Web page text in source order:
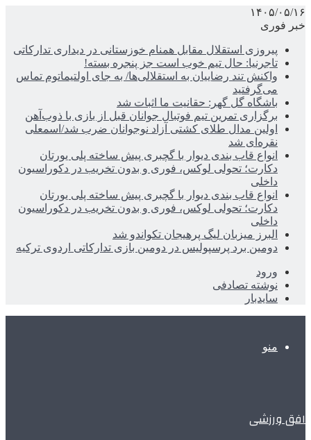
۱۴۰۵/۰۵/۱۶
خبر فوری
پیروزی استقلال مقابل همنام خوزستانی در دیداری تدارکاتی
تاجرنیا: حال تیم خوب است جز پنجره بسته!
واکنش تند رضاییان به استقلالی‌ها/ به جای اولتیماتوم تماس
می‌گرفتید
باشگاه گل گهر: حقانیت ما اثبات شد
برگزاری تمرین تیم فوتبال جوانان قبل از بازی با ذوب‌آهن
اولین مدال طلای کشتی آزاد نوجوانان ضرب شد/اسمعلی
نقره‌ای شد
انواع قاب بندی دیوار با گچبری پیش ساخته پلی یورتان
دکارت؛ تحولی لوکس، فوری و بدون تخریب در دکوراسیون
داخلی
انواع قاب بندی دیوار با گچبری پیش ساخته پلی یورتان
دکارت؛ تحولی لوکس، فوری و بدون تخریب در دکوراسیون
داخلی
البرز میزبان لیگ پرهیجان تکواندو شد
دومین برد پرسپولیس در دومین بازی تدارکاتی اردوی ترکیه
ورود
نوشته تصادفی
سایدبار
منو
افق ورزشی